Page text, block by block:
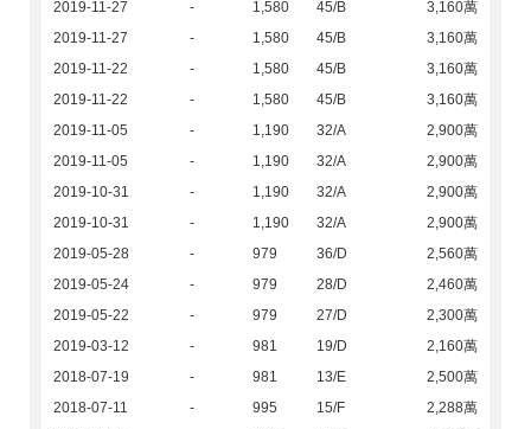
2019-11-27 - 1,580 45/B
3,160萬
2019-11-27
- 1,580 45/B
3,160萬
2019-11-22
- 1,580 45/B
3,160萬
2019-11-22
- 1,580 45/B
3,160萬
2019-11-05
- 1,190 32/A
2,900萬
2019-11-05
- 1,190 32/A
2,900萬
2019-10-31
- 1,190 32/A
2,900萬
2019-10-31
- 1,190 32/A
2,900萬
2019-05-28
- 979 36/D
2,560萬
2019-05-24
- 979 28/D
2,460萬
2019-05-22
- 979 27/D
2,300萬
2019-03-12
- 981 19/D
2,160萬
2018-07-19
- 981 13/E
2,500萬
2018-07-11
- 995 15/F
2,288萬